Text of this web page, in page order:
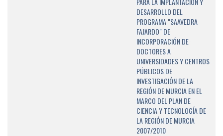
DESARROLLO DEL
PROGRAMA "SAAVEDRA
FAJARDO" DE
INCORPORACIÓN DE
DOCTORES A
UNIVERSIDADES Y CENTROS
PÚBLICOS DE
INVESTIGACIÓN DE LA
REGIÓN DE MURCIA EN EL
MARCO DEL PLAN DE
CIENCIA Y TECNOLOGÍA DE
LA REGIÓN DE MURCIA
2007/2010